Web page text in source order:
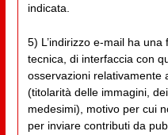
indicata.
5) L’indirizzo e-mail ha
tecnica, di interfaccia con
osservazioni relativamente
(titolarità delle immagini,
medesimi), motivo per cui
per inviare contributi da